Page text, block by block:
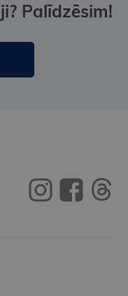
Palīdzēsim!